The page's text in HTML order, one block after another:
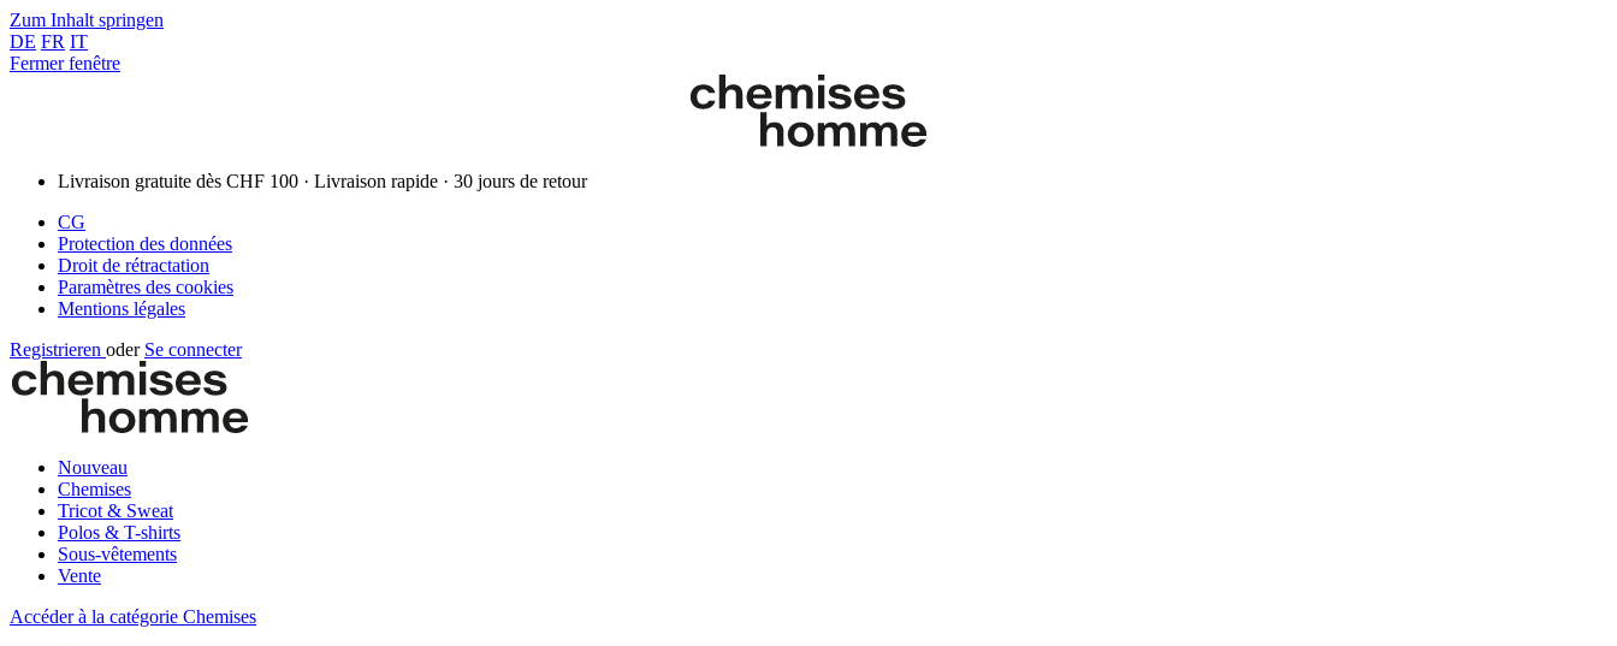
Zum Inhalt springen
DE FR IT
Fermer fenêtre
Livraison gratuite dès CHF 100 · Livraison rapide · 30 jours de retour
CG
Protection des données
Droit de rétractation
Paramètres des cookies
Mentions légales
Registrieren oder Se connecter
Nouveau
Chemises
Tricot & Sweat
Polos & T-shirts
Sous-vêtements
Vente
Accéder à la catégorie Chemises